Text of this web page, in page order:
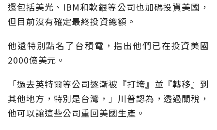
還包括美光、IBM和軟銀等公司也加碼投資美國，
但目前沒有確定最終投資總額。
他還特別點名了台積電，指出他們已在投資美國
2000億美元。
「過去英特爾等公司逐漸被『打垮』並『轉移』到
其他地方，特別是台灣，」川普認為，透過關稅，
他可以讓這些公司重回美國生產。